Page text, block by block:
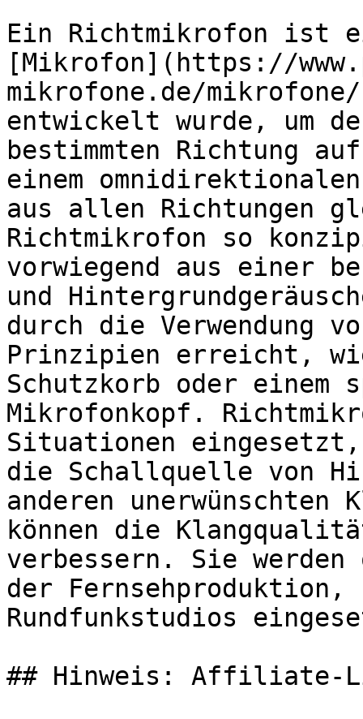
Ein Richtmikrofon ist
[Mikrofon](https://
mikrofone.de/
entwickelt wurde, um
bestimmten Richtung
einem
aus allen Richtungen
Richtmikrofon so
vorwiegend aus einer
und
durch die Verwendung
Prinzipien erreicht,
Schutzkorb oder einem
Mikrofonkopf.
Situationen
die Schallquelle von
anderen unerwünschten
können die
verbessern. Sie
der
Rundfunkstudios
## Hinweis: Affiliate-